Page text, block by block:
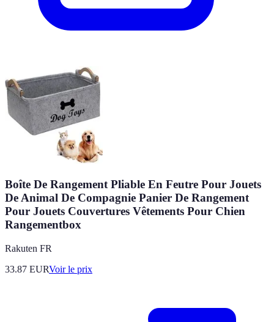
Boîte De Rangement Pliable En Feutre Pour Jouets
De Animal De Compagnie Panier De Rangement
Pour Jouets Couvertures Vêtements Pour Chien
Rangementbox
Rakuten FR
33.87 EURVoir le prix